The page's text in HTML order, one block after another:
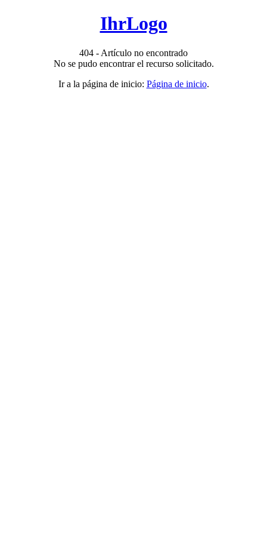
IhrLogo
404 - Artículo no encontrado
No se pudo encontrar el recurso solicitado.
Ir a la página de inicio: Página de inicio.